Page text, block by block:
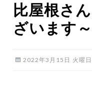
比屋根さ
ざいます～
2022年3月15日 火曜日